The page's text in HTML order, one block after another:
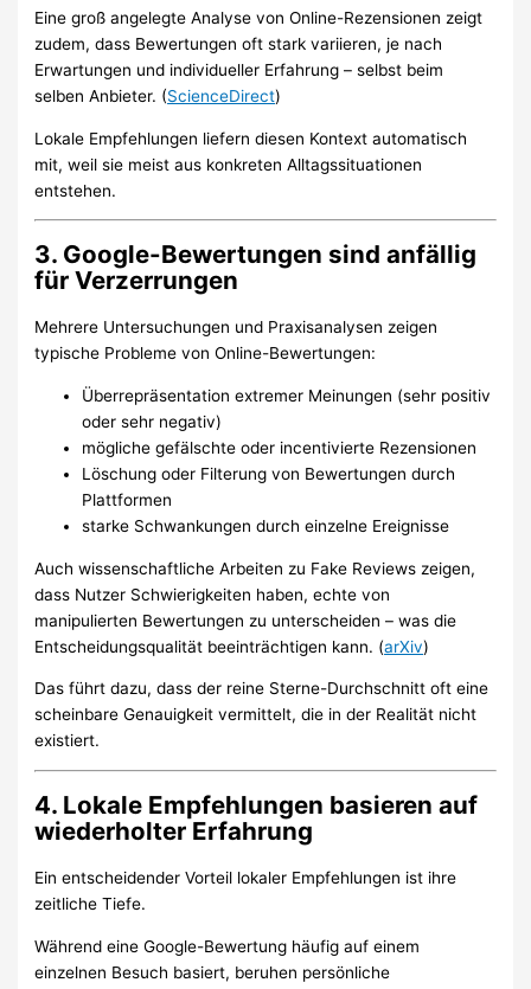
Eine groß angelegte Analyse von Online-Rezensionen zeigt
zudem, dass Bewertungen oft stark variieren, je nach
Erwartungen und individueller Erfahrung – selbst beim
selben Anbieter. (ScienceDirect)
Lokale Empfehlungen liefern diesen Kontext automatisch
mit, weil sie meist aus konkreten Alltagssituationen
entstehen.
3. Google-Bewertungen sind anfällig
für Verzerrungen
Mehrere Untersuchungen und Praxisanalysen zeigen
typische Probleme von Online-Bewertungen:
Überrepräsentation extremer Meinungen (sehr positiv
oder sehr negativ)
mögliche gefälschte oder incentivierte Rezensionen
Löschung oder Filterung von Bewertungen durch
Plattformen
starke Schwankungen durch einzelne Ereignisse
Auch wissenschaftliche Arbeiten zu Fake Reviews zeigen,
dass Nutzer Schwierigkeiten haben, echte von
manipulierten Bewertungen zu unterscheiden – was die
Entscheidungsqualität beeinträchtigen kann. (arXiv)
Das führt dazu, dass der reine Sterne-Durchschnitt oft eine
scheinbare Genauigkeit vermittelt, die in der Realität nicht
existiert.
4. Lokale Empfehlungen basieren auf
wiederholter Erfahrung
Ein entscheidender Vorteil lokaler Empfehlungen ist ihre
zeitliche Tiefe.
Während eine Google-Bewertung häufig auf einem
einzelnen Besuch basiert, beruhen persönliche